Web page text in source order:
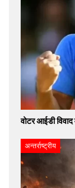
वोटर आईडी
अन्तर्राष्ट्रीय